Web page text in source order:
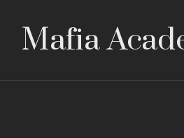
Mafia